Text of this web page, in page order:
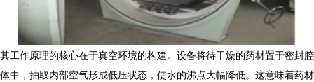
其工作原理的核心在于真空环境的构建。设备将待干燥的药材置于密封腔
体中，抽取内部空气形成低压状态，使水的沸点大幅降低。这意味着药材